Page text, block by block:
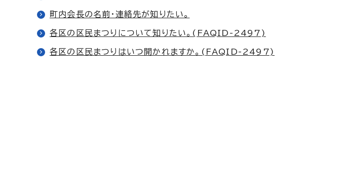
町内会長の名前・連絡先が知りたい。
各区の区民まつりについて知りたい。(FAQID-2497)
各区の区民まつりはいつ開かれますか。(FAQID-2497)